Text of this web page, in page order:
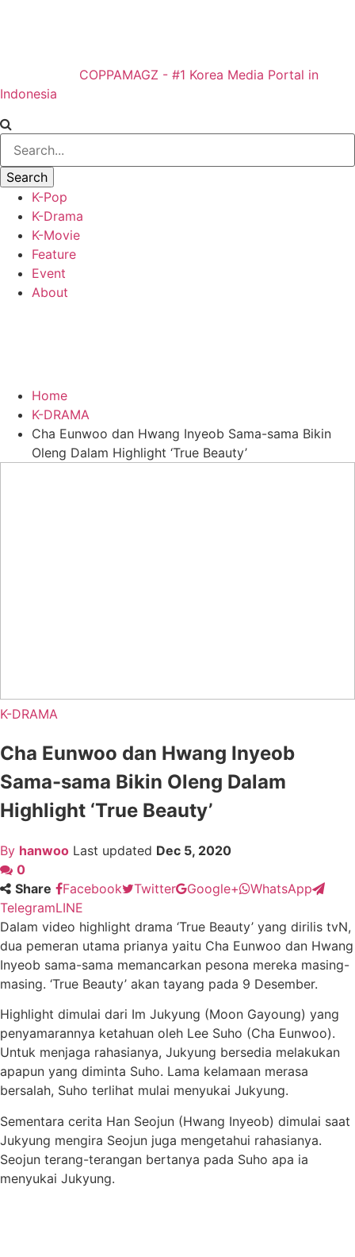
COPPAMAGZ - #1 Korea Media Portal in
Indonesia
K-Pop
K-Drama
K-Movie
Feature
Event
About
Home
K-DRAMA
Cha Eunwoo dan Hwang Inyeob Sama-sama Bikin
Oleng Dalam Highlight ‘True Beauty’
K-DRAMA
Cha Eunwoo dan Hwang Inyeob
Sama-sama Bikin Oleng Dalam
Highlight ‘True Beauty’
By hanwoo Last updated Dec 5, 2020
0
Share
Facebook Twitter Google+
WhatsApp
TelegramLINE
Dalam video highlight drama ‘True Beauty’ yang dirilis tvN,
dua pemeran utama prianya yaitu Cha Eunwoo dan Hwang
Inyeob sama-sama memancarkan pesona mereka masing-
masing. ‘True Beauty’ akan tayang pada 9 Desember.
Highlight dimulai dari Im Jukyung (Moon Gayoung) yang
penyamarannya ketahuan oleh Lee Suho (Cha Eunwoo).
Untuk menjaga rahasianya, Jukyung bersedia melakukan
apapun yang diminta Suho. Lama kelamaan merasa
bersalah, Suho terlihat mulai menyukai Jukyung.
Sementara cerita Han Seojun (Hwang Inyeob) dimulai saat
Jukyung mengira Seojun juga mengetahui rahasianya.
Seojun terang-terangan bertanya pada Suho apa ia
menyukai Jukyung.